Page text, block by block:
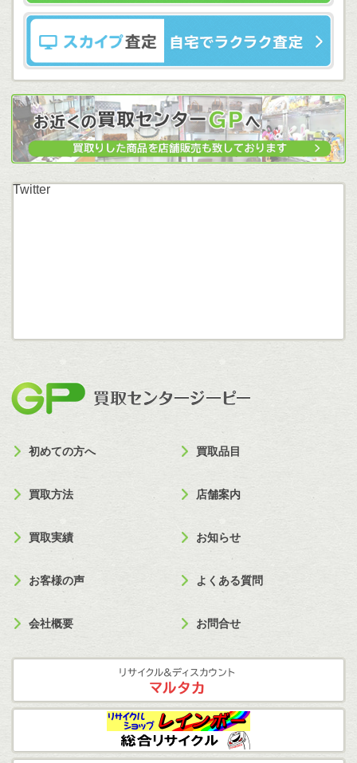
Twitter
初めての方へ 買取品目
買取方法 店舗案内
買取実績 お知らせ
お客様の声 よくある質問
会社概要 お問合せ